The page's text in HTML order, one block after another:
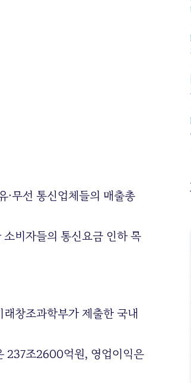
무선 통신업체들의 매출총
비자들의 통신요금 인하 목
창조과학부가 제출한 국내
237조2600억원, 영업이익은